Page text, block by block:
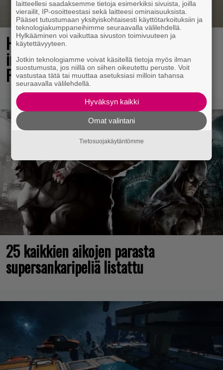
Huomiota herättävä torni ja voimakas
imuteho – arvostelussa Dreame L50s
Pro Ultra
25 kaikkien aikojen parasta
supersankaripeliä listattu
laitteellesi saadaksemme tietoja esimerkiksi sivuista, joilla
vierailit, IP-osoitteestasi sekä laitteesi ominaisuuksista.
Pääset tutustumaan yksityiskohtaisesti käyttötarkoituksiin ja
teknologiakumppaneihimme seuraavalla välilehdellä.
Hylkääminen voi vaikuttaa sivuston toimivuuteen ja
käytettävyyteen.
Jotkin teknologiamme voivat käsitellä tietoja myös ilman
suostumusta, jos niillä on siihen oikeutettu peruste. Voit
vastustaa tätä tai muuttaa asetuksiasi milloin tahansa
seuraavalla välilehdellä.
Hyväksyn kaikki
Omat valintani
Tietosuojakäytäntömme